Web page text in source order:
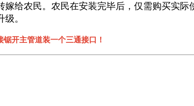
嫁给农民。农民在安装完毕后，仅需购买实
。
开主管道装一个三通接口！